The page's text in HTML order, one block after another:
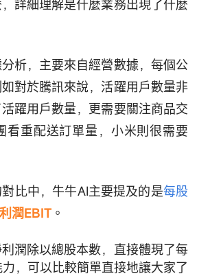
詳細理解是什麼業務出現了什麼
析，主要來自經營數據，每個公
對於騰訊來說，活躍用戶數量非
躍用戶數量，更需要關注商品交
看重配送訂單量，小米則很需要
比中，牛牛AI主要提及的是每股
潤EBIT 。
潤除以總股本數，直接體現了每
，可以比較簡單直接地讓大家了